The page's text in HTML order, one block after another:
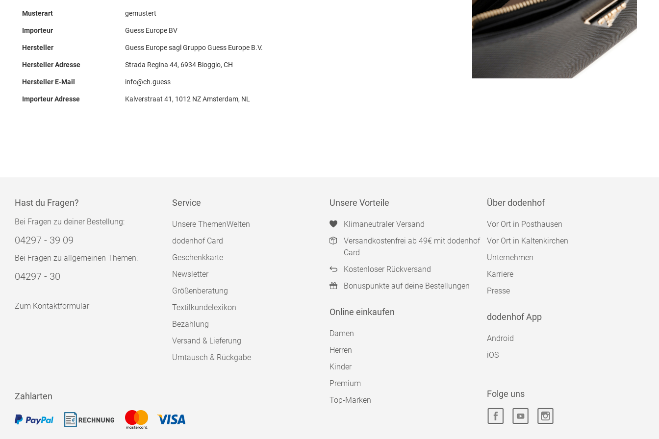
Musterart gemustert
Importeur Guess Europe BV
Hersteller Guess Europe sagl Gruppo Guess Europe B.V.
Hersteller Adresse Strada Regina 44, 6934 Bioggio, CH
Hersteller E-Mail info@ch.guess
Importeur Adresse Kalverstraat 41, 1012 NZ Amsterdam, NL
Hast du Fragen?
Bei Fragen zu deiner Bestellung:
04297 - 39 09
Bei Fragen zu allgemeinen Themen:
04297 - 30
Zum Kontaktformular
Service
Unsere ThemenWelten
dodenhof Card
Geschenkkarte
Newsletter
Größenberatung
Textilkundelexikon
Bezahlung
Versand & Lieferung
Umtausch & Rückgabe
Unsere Vorteile
Klimaneutraler Versand
Versandkostenfrei ab 49€ mit dodenhof
Card
Kostenloser Rückversand
Bonuspunkte auf deine Bestellungen
Online einkaufen
Damen
Herren
Kinder
Premium
Top-Marken
Über dodenhof
Vor Ort in Posthausen
Vor Ort in Kaltenkirchen
Unternehmen
Karriere
Presse
dodenhof App
Android
iOS
Zahlarten Folge uns